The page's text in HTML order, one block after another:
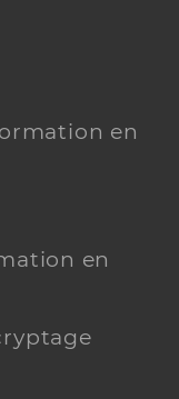
en
en